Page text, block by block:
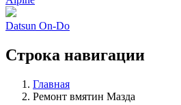
Datsun On-Do
Строка навигации
Главная
Ремонт вмятин Мазда